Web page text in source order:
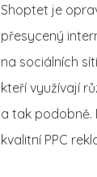
Shoptet je
přesycený
na sociálních
kteří využívají
a tak podobně.
kvalitní PPC